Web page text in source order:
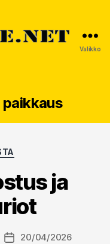
Valikko
paikkaus
ja
Julkaisupäivämäärä
20/04/2026